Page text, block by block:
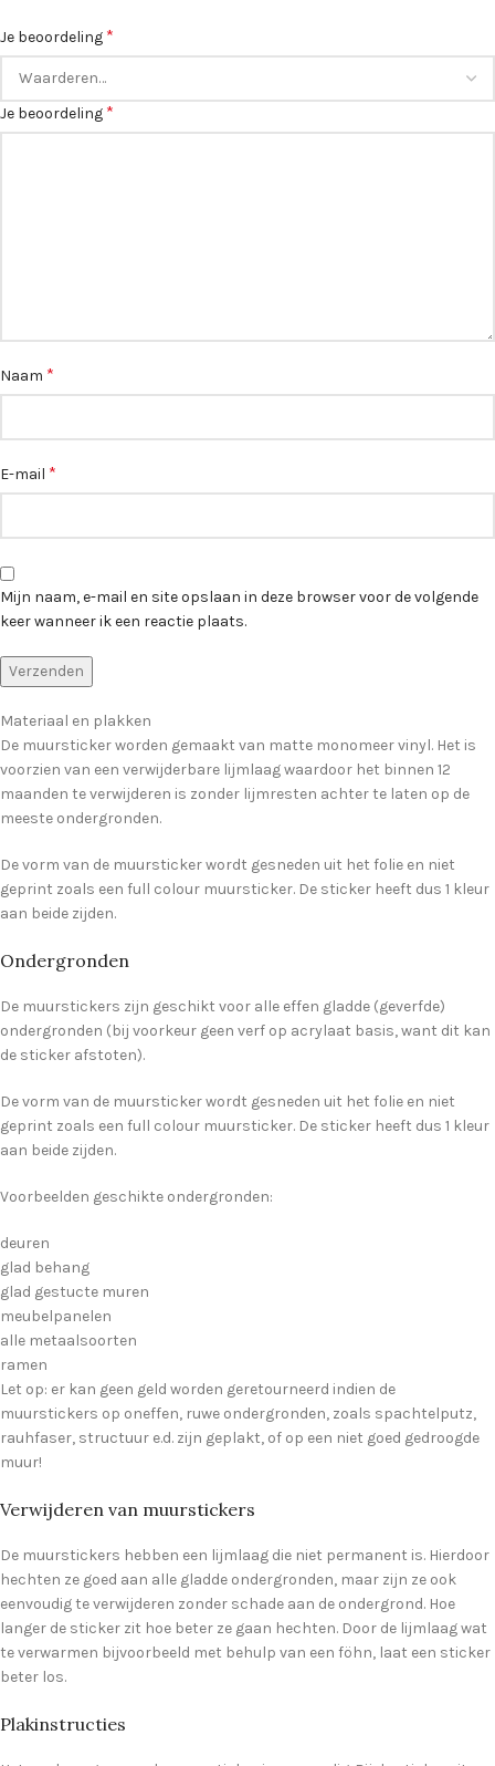
Je beoordeling *
Je beoordeling *
Naam *
E-mail *
Mijn naam, e-mail en site opslaan in deze browser voor de volgende
keer wanneer ik een reactie plaats.
Materiaal en plakken
De muursticker worden gemaakt van matte monomeer vinyl. Het is
voorzien van een verwijderbare lijmlaag waardoor het binnen 12
maanden te verwijderen is zonder lijmresten achter te laten op de
meeste ondergronden.
De vorm van de muursticker wordt gesneden uit het folie en niet
geprint zoals een full colour muursticker. De sticker heeft dus 1 kleur
aan beide zijden.
Ondergronden
De muurstickers zijn geschikt voor alle effen gladde (geverfde)
ondergronden (bij voorkeur geen verf op acrylaat basis, want dit kan
de sticker afstoten).
De vorm van de muursticker wordt gesneden uit het folie en niet
geprint zoals een full colour muursticker. De sticker heeft dus 1 kleur
aan beide zijden.
Voorbeelden geschikte ondergronden:
deuren
glad behang
glad gestucte muren
meubelpanelen
alle metaalsoorten
ramen
Let op: er kan geen geld worden geretourneerd indien de
muurstickers op oneffen, ruwe ondergronden, zoals spachtelputz,
rauhfaser, structuur e.d. zijn geplakt, of op een niet goed gedroogde
muur!
Verwijderen van muurstickers
De muurstickers hebben een lijmlaag die niet permanent is. Hierdoor
hechten ze goed aan alle gladde ondergronden, maar zijn ze ook
eenvoudig te verwijderen zonder schade aan de ondergrond. Hoe
langer de sticker zit hoe beter ze gaan hechten. Door de lijmlaag wat
te verwarmen bijvoorbeeld met behulp van een föhn, laat een sticker
beter los.
Plakinstructies